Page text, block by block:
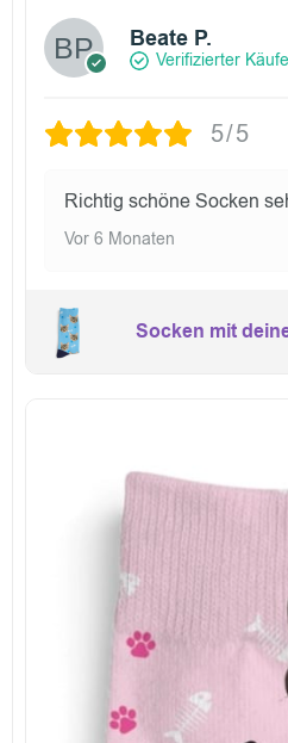
Beate P.
Verifizierter
5/5
Richtig schöne Socken
Vor 6 Monaten
Socken mit